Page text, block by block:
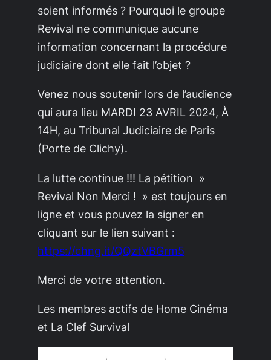
soient informés ? Pourquoi le groupe
Revival ne communique aucune
information concernant la procédure
judiciaire dont elle fait l’objet ?
Venez nous soutenir lors de l’audience
qui aura lieu MARDI 23 AVRIL 2024, À
14H, au Tribunal Judiciaire de Paris
(Porte de Clichy).
La lutte continue !!! La pétition »
Revival Non Merci ! » est toujours en
ligne et vous pouvez la signer en
cliquant sur le lien suivant :
https://chng.it/QQztVBGrm5
Merci de votre attention.
Les membres actifs de Home Cinéma
et La Clef Survival